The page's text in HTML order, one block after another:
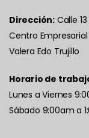
Dirección: Calle
Centro Empresarial
Valera Edo Trujillo
Horario de
Lunes a Viernes
Sábado 9:00am a